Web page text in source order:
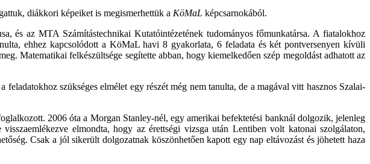
diákkori képeiket is megismerhettük a KöMaL képcsarnokából.
és az MTA Számítástechnikai Kutatóintézetének tudományos főmunkatársa. A fiatalokhoz
ehhez kapcsolódott a KöMaL havi 8 gyakorlata, 6 feladata és két pontversenyen kívüli
Matematikai felkészültsége segítette abban, hogy kiemelkedően szép megoldást adhatott az
szükséges elmélet egy részét még nem tanulta, de a magával vitt hasznos Szalai-
2006 óta a Morgan Stanley-nél, egy amerikai befektetési banknál dolgozik, jelenleg
elmondta, hogy az érettségi vizsga után Lentiben volt katonai szolgálaton,
Csak a jól sikerült dolgozatnak köszönhetően kapott egy nap eltávozást és jöhetett haza